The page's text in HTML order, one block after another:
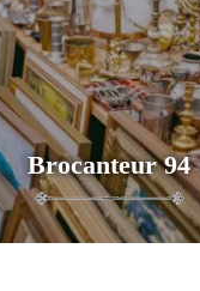
Brocanteur 94